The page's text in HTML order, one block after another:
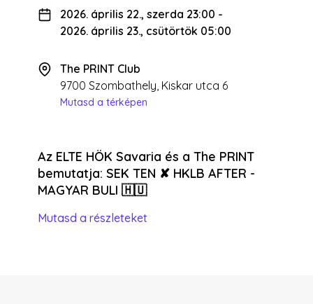
2026. április 22., szerda 23:00 -
2026. április 23., csütörtök 05:00
The PRINT Club
9700 Szombathely, Kiskar utca 6
Mutasd a térképen
Az ELTE HÖK Savaria és a The PRINT
bemutatja: SEK TEN ✘ HKLB AFTER -
MAGYAR BULI 🇭🇺
Mutasd a részleteket